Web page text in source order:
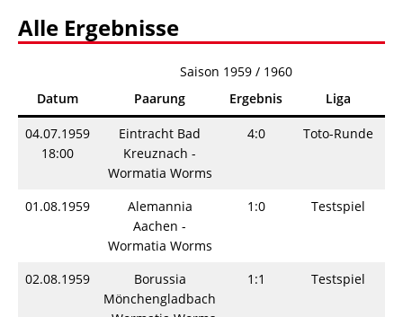
Alle Ergebnisse
Saison 1959 / 1960
Datum
Paarung Ergebnis Liga
04.07.1959
18:00
Eintracht Bad
Kreuznach -
Wormatia Worms
4:0 Toto-Runde
01.08.1959
Alemannia
Aachen -
Wormatia Worms
1:0 Testspiel
02.08.1959
Borussia
Mönchengladbach
1:1 Testspiel